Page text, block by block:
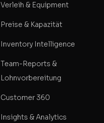
Verleih & Equipment
Preise & Kapazität
Inventory Intelligence
Team-Reports &
Lohnvorbereitung
Customer 360
Insights & Analytics